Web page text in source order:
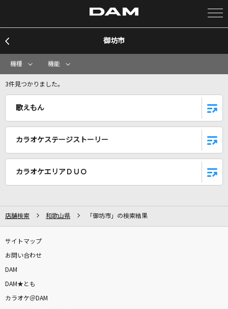
カラオケ検索
リアルタイムで歌われている曲の一覧
Tani Yuuki
英雄 運命の詩
EGOIST
御坊市
機種 機能
3件見つかりました。
歌えもん
カラオケステージストーリー
カラオケエリアＤＵＯ
店舗検索 和歌山県 「御坊市」の検索結果
サイトマップ
お問い合わせ
DAM
DAM★とも
カラオケ＠DAM